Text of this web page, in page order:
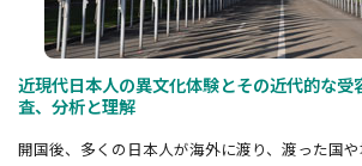
近現代日本人の異文化体験とその近代的な受
査、分析と理解
開国後、多くの日本人が海外に渡り、渡った国